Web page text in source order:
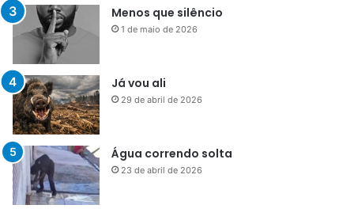
Menos que silêncio
1 de maio de 2026
Já vou ali
29 de abril de 2026
Água correndo solta
23 de abril de 2026